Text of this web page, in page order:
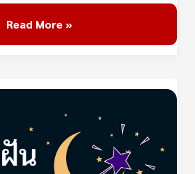
Read More »
ปิ่น
ปัก